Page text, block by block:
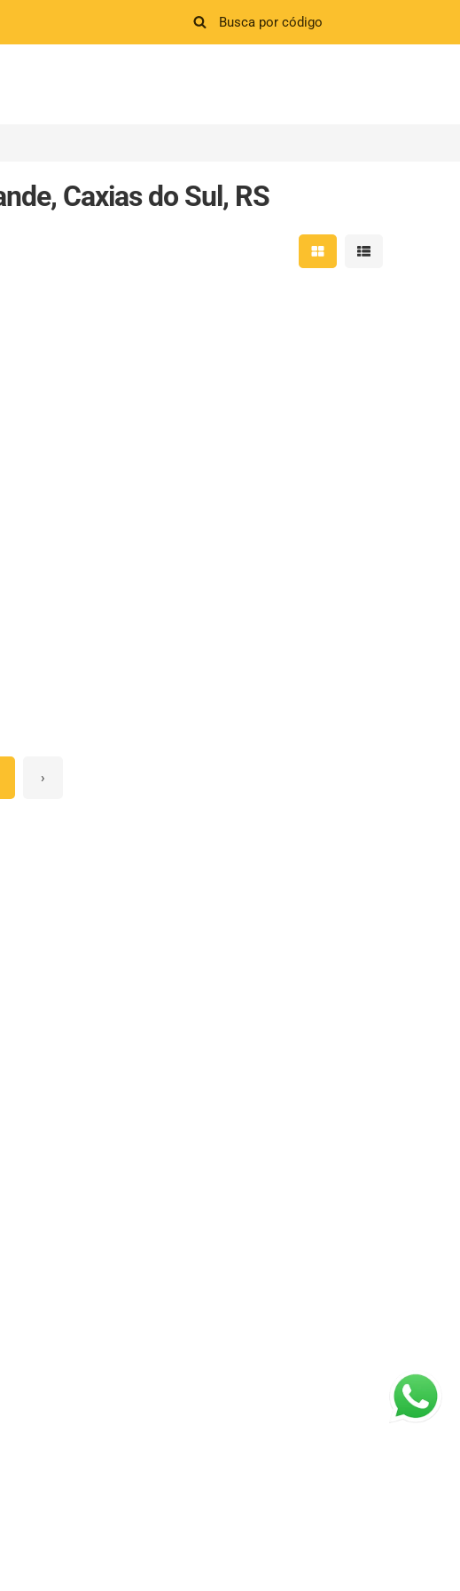
Caxias do Sul, RS
Mostrar resultados em
Mostrar
›